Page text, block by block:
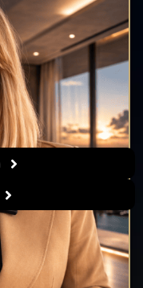
proteger y expandir
internacionales
poner esas mismas
como usted.
equipo y descubra
y confianza.